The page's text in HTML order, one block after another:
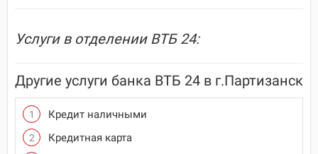
Услуги в отделении ВТБ 24:
Другие услуги банка ВТБ 24 в г.Партизанск
Кредит наличными
Кредитная карта